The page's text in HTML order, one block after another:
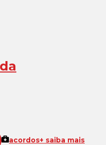
acordos+ saiba mais